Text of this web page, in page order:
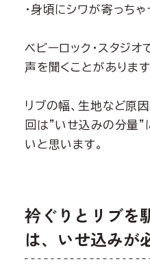
・身頃にシワが寄っちゃ
ベビーロック・スタジオ
声を聞くことがあります
リブの幅、生地など原
回は”いせ込みの分量”
いと思います。
衿ぐりとリブを
は、いせ込みが